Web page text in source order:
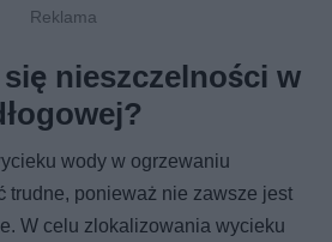
nieszczelności w
wody w ogrzewaniu
trudne, ponieważ nie zawsze jest
W celu zlokalizowania wycieku